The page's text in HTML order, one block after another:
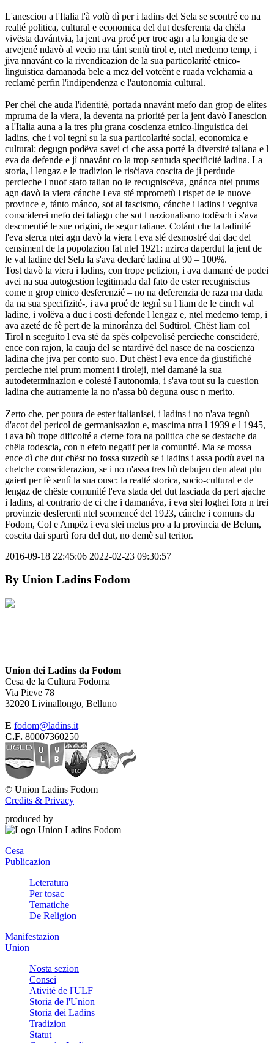
L'anescion a l'Italia l'à volù dì per i ladins del Sela se scontré co na
realté politica, cultural e economica del dut desferenta da chëla
vivësta davántvia, la jent ava proé per troc agn a la longia de se
arvejené ndavò al vecio ma tánt sentù tirol e, ntel medemo temp, i
jiva nnavánt co la rivendicazion de la sua particolarité etnico-
linguistica damanada bele a mez del votcënt e ruada velchamia a
reclamé perfin l'indipendenza e l'autonomia cultural.
Per chël che auda l'identité, portada nnavánt mefo dan grop de elites
mpruma de la viera, la deventa na priorité per la jent davò l'anescion
a l'Italia auna a la tres plu grana coscienza etnico-linguistica dei
ladins, che i vol tegnì su la sua particolarité social, economica e
cultural: degugn podëva savei ci che assa porté la diversité taliana e l
eva da defende e jì nnavánt co la trop sentuda specificité ladina. La
storia, l lengaz e le tradizion le risćiava coscita de jì perdude
percieche l nuof stato talian no le recugniscëva, gnánca ntei prums
agn davò la viera cánche l eva sté mprometù l rispet de le nuove
province e, tánto mánco, sot al fascismo, cánche i ladins i vegniva
consciderei mefo dei taliagn che sot l nazionalismo todësch i s'ava
descmentié le sue origini, de segur taliane. Cotánt che la ladinité
l'eva sterca ntei agn davò la viera l eva sté desmostré dai dac del
censiment de la popolazion fat ntel 1921: nzirca daperdut la jent de
le val ladine del Sela la s'ava declaré ladina al 90 – 100%.
Tost davò la viera i ladins, con trope petizion, i ava damané de podei
avei na sua autogestion legitimada dal fato de ester recugniscius
come n grop etnico desferenzié – no na deferenzia de raza ma dada
da na sua specifizité-, i ava proé de tegnì su l liam de le cinch val
ladine, i volëva a duc i costi defende l lengaz e, ntel medemo temp, i
ava azeté de fè pert de la minoránza del Sudtirol. Chëst liam col
Tirol n sceguito l eva sté da spës colpevolisé percieche conscideré,
ence con rajon, la cauja del se ntardivé del nasce de na coscienza
ladina che jiva per conto suo. Dut chëst l eva ence da giustifiché
percieche ntel prum moment i tiroleji, ntel damané la sua
autodeterminazion e colesté l'autonomia, i s'ava tout su la cuestion
ladina che autramente la no n'assa bù deguna ousc n merito.
Zerto che, per poura de ester italianisei, i ladins i no n'ava tegnù
d'acot del pericol de germanisazion e, mascima ntra l 1939 e l 1945,
i ava bù trope dificolté a cierne fora na politica che se destache da
chëla todescia, con n efeto negatif per la comunité. Ma se mossa
ence dì che dut chëst no fossa suzedù se i ladins i assa podù avei na
chelche consciderazion, se i no n'assa tres bù debujen den aleat plu
gaiert per fè sentì la sua ousc: la realté storica, socio-cultural e de
lengaz de chëste comunité l'eva stada del dut lasciada da pert ajache
i ladins, al contrario de ci che i damanáva, i eva stei loghei fora n trei
provinzie desferenti ntel scomencé del 1923, cánche i comuns da
Fodom, Col e Ampëz i eva stei metus pro a la provincia de Belum,
coscita dai spartì fora del dut, no demè sul teritor.
2016-09-18 22:45:06 2022-02-23 09:30:57
By Union Ladins Fodom
Union dei Ladins da Fodom
Cesa de la Cultura Fodoma
Via Pieve 78
32020 Livinallongo, Belluno
E fodom@ladins.it
C.F. 80007360250
© Union Ladins Fodom
Credits & Privacy
produced by
Cesa
Publicazion
Leteratura
Per tosac
Tematiche
De Religion
Manifestazion
Union
Nosta sezion
Consei
Ativité de l'ULF
Storia de l'Union
Storia dei Ladins
Tradizion
Statut